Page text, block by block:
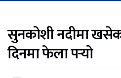
सुनकोशी नदीमा
दिनमा फेला पर्‍यो